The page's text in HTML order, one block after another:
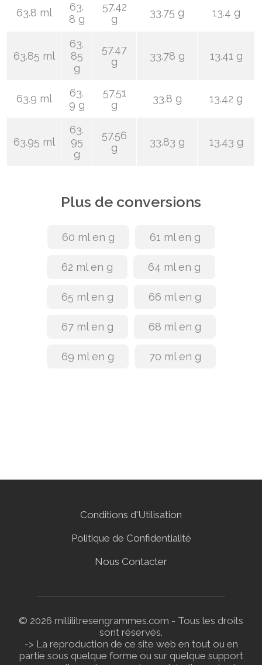
63.8 ml
63.
8 g
57.42
g
33.75 g 13.4 g
63.85 ml
63.
85
g
57.47
g
33.78 g 13.41 g
63.9 ml
63.
9 g
57.51
g
33.8 g 13.42 g
63.95 ml
63.
95
g
57.56
g
33.83 g 13.43 g
Plus de conversions
60 ml en g 61 ml en g
62 ml en g 64 ml en g
65 ml en g 66 ml en g
67 ml en g 68 ml en g
69 ml en g 70 ml en g
Conditions d'Utilisation
Politique de Confidentialité
Nous Contacter
© 2026 millilitresengrammes.com - Tous les droits
sont réservés.
-> La reproduction de ce site web en tout ou en
partie sous quelque forme ou sur quelque support